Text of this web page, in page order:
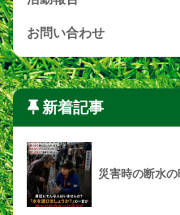
お問い合わせ
新着記事
災害時の断水